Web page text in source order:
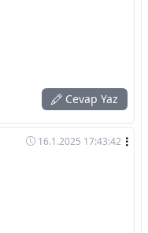
Cevap Yaz
16.1.2025 17:43:42